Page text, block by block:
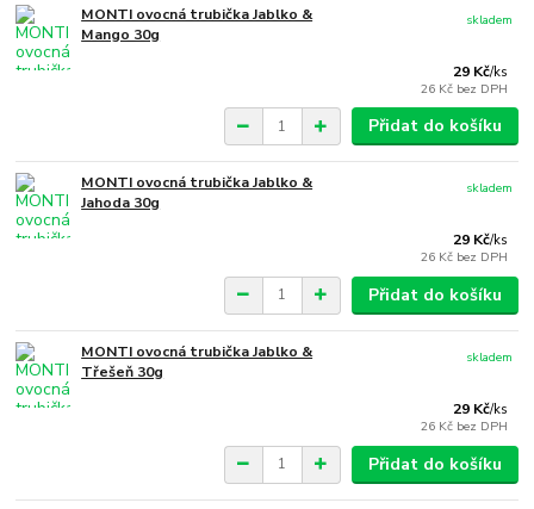
MONTI ovocná trubička Jablko &
Mango 30g
29 Kč/ks
26 Kč bez DPH
skladem
Přidat do košíku
MONTI ovocná trubička Jablko &
Jahoda 30g
29 Kč/ks
26 Kč bez DPH
skladem
Přidat do košíku
MONTI ovocná trubička Jablko &
Třešeň 30g
29 Kč/ks
26 Kč bez DPH
skladem
Přidat do košíku